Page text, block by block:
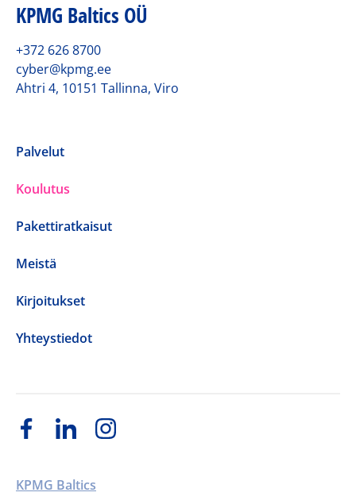
KPMG Baltics OÜ
+372 626 8700
cyber@kpmg.ee
Ahtri 4, 10151 Tallinna, Viro
Palvelut
Koulutus
Pakettiratkaisut
Meistä
Kirjoitukset
Yhteystiedot
KPMG Baltics